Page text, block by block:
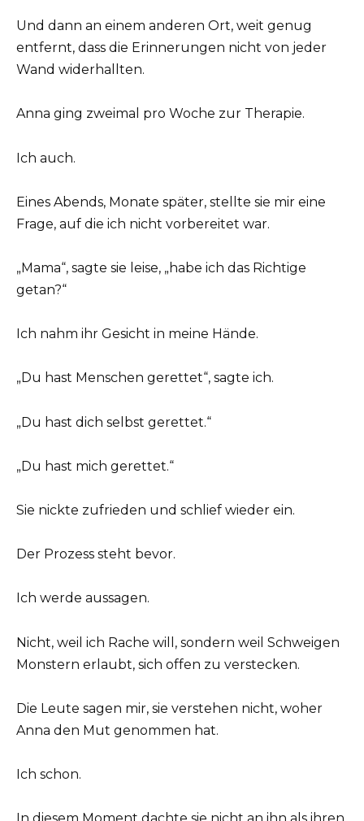
Und dann an einem anderen Ort, weit genug
entfernt, dass die Erinnerungen nicht von jeder
Wand widerhallten.
Anna ging zweimal pro Woche zur Therapie.
Ich auch.
Eines Abends, Monate später, stellte sie mir eine
Frage, auf die ich nicht vorbereitet war.
„Mama“, sagte sie leise, „habe ich das Richtige
getan?“
Ich nahm ihr Gesicht in meine Hände.
„Du hast Menschen gerettet“, sagte ich.
„Du hast dich selbst gerettet.“
„Du hast mich gerettet.“
Sie nickte zufrieden und schlief wieder ein.
Der Prozess steht bevor.
Ich werde aussagen.
Nicht, weil ich Rache will, sondern weil Schweigen
Monstern erlaubt, sich offen zu verstecken.
Die Leute sagen mir, sie verstehen nicht, woher
Anna den Mut genommen hat.
Ich schon.